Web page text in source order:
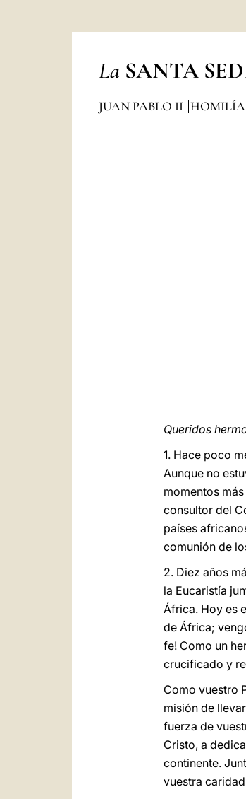
La SANTA
JUAN PABLO II
Queridos
1. Hace poco
Aunque no
momentos
consultor del
países
comunión de
2. Diez años
la Eucaristía
África. Hoy es
de África;
fe! Como un
crucificado y
Como vuestro
misión de
fuerza de
Cristo, a
continente.
vuestra